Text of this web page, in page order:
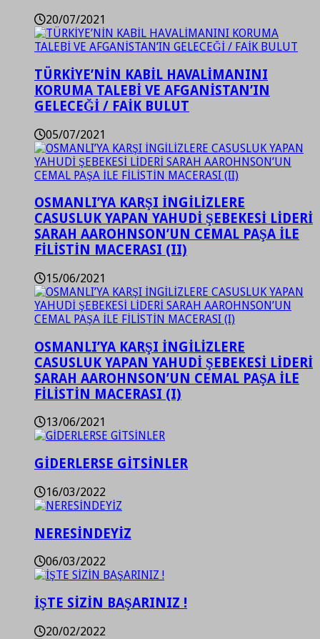
20/07/2021
TÜRKİYE’NİN KABİL HAVALİMANINI
KORUMA TALEBİ VE AFGANİSTAN’IN
GELECEĞİ / FAİK BULUT
05/07/2021
OSMANLI’YA KARŞI İNGİLİZLERE
CASUSLUK YAPAN YAHUDİ ŞEBEKESİ LİDERİ
SARAH AAROHNSON’UN CEMAL PAŞA İLE
FİLİSTİN MACERASI (II)
15/06/2021
OSMANLI’YA KARŞI İNGİLİZLERE
CASUSLUK YAPAN YAHUDİ ŞEBEKESİ LİDERİ
SARAH AAROHNSON’UN CEMAL PAŞA İLE
FİLİSTİN MACERASI (I)
13/06/2021
GİDERLERSE GİTSİNLER
16/03/2022
NERESİNDEYİZ
06/03/2022
İŞTE SİZİN BAŞARINIZ !
20/02/2022